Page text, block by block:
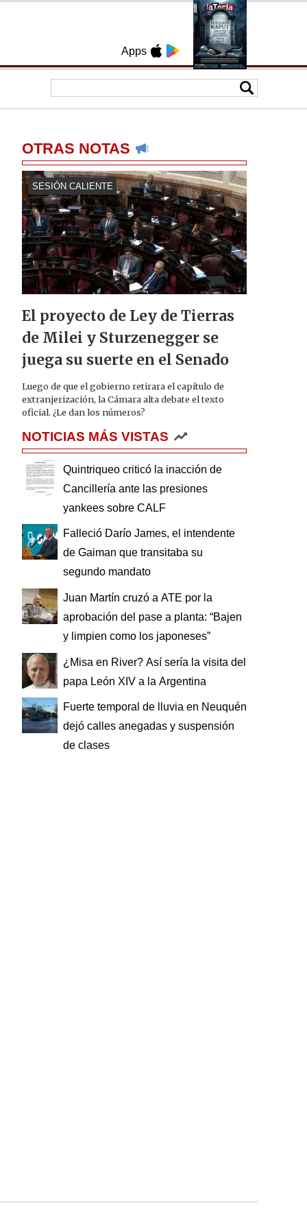
Apps
OTRAS NOTAS
SESIÓN CALIENTE
El proyecto de Ley de Tierras
de Milei y Sturzenegger se
juega su suerte en el Senado
Luego de que el gobierno retirara el capítulo de
extranjerización, la Cámara alta debate el texto
oficial. ¿Le dan los números?
NOTICIAS MÁS VISTAS
Quintriqueo criticó la inacción de
Cancillería ante las presiones
yankees sobre CALF
Falleció Darío James, el intendente
de Gaiman que transitaba su
segundo mandato
Juan Martín cruzó a ATE por la
aprobación del pase a planta: “Bajen
y limpien como los japoneses”
¿Misa en River? Así sería la visita del
papa León XIV a la Argentina
Fuerte temporal de lluvia en Neuquén
dejó calles anegadas y suspensión
de clases